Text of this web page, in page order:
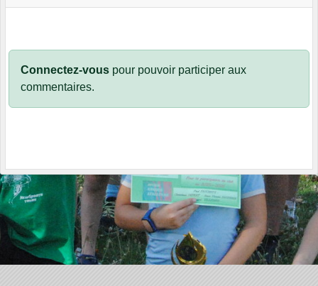
Connectez-vous pour pouvoir participer aux
commentaires.